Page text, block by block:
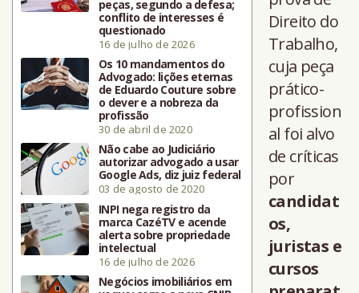
peças, segundo a defesa;
conflito de interesses é
questionado
16 de julho de 2026
Os 10 mandamentos do
Advogado: lições eternas
de Eduardo Couture sobre
o dever e a nobreza da
profissão
30 de abril de 2020
Não cabe ao Judiciário
autorizar advogado a usar
Google Ads, diz juiz federal
03 de agosto de 2020
INPI nega registro da
marca CazéTV e acende
alerta sobre propriedade
intelectual
16 de julho de 2026
Negócios imobiliários em
Direito do
Trabalho,
cuja peça
prático-
profission
al foi alvo
de críticas
por
candidat
os,
juristas e
cursos